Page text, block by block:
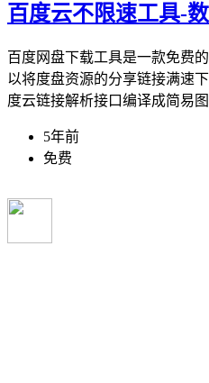
百度云不限速工具-
百度网盘下载工具是一款免费
以将度盘资源的分享链接满速
度云链接解析接口编译成简易
5年前
免费